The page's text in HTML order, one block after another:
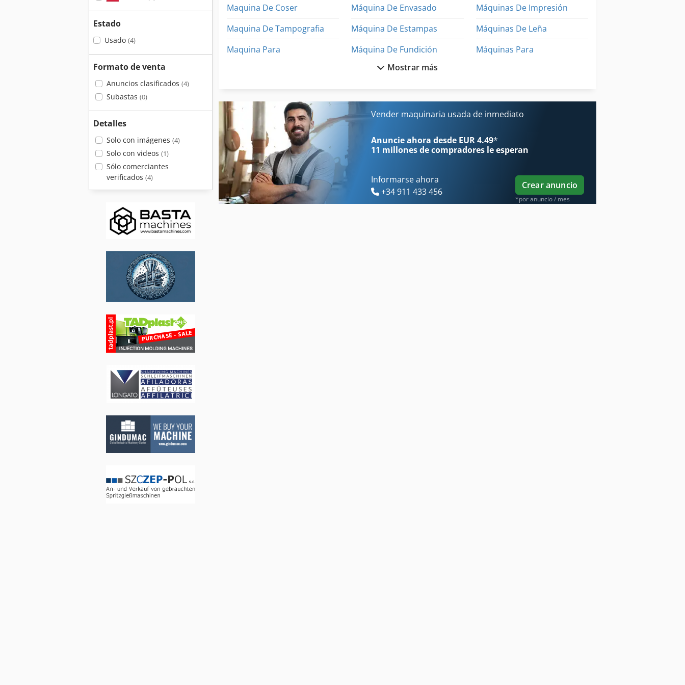
Estado
Usado (4)
Formato de venta
Anuncios clasificados (4)
Subastas (0)
Detalles
Solo con imágenes (4)
Solo con videos (1)
Sólo comerciantes
verificados (4)
Maquina De Coser
Maquina De Tampografia
Maquina Para
Máquina De Carpintería
Máquina De Coser Industrial
Máquina De Envasado
Máquina De Estampas
Máquina De Fundición
Máquina De Moldeo
Máquinas De Impresión
Máquinas De Leña
Máquinas Para
Mostrar más
Vender maquinaria usada de inmediato
Anuncie ahora desde EUR 4.49*
11 millones de compradores le esperan
Informarse ahora
+34 911 433 456
Crear anuncio
*por anuncio / mes